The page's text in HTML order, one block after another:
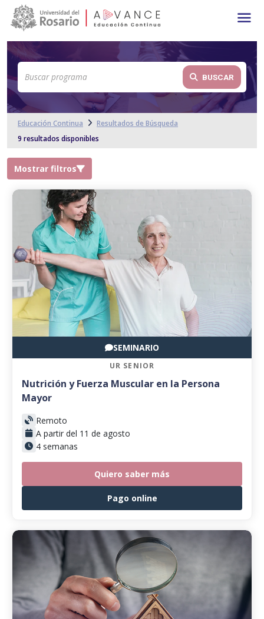
Pasar al contenido principal
Main navigation
BUSCAR
Educación Continua
Resultados de Búsqueda
9 resultados disponibles
Mostrar filtros
SEMINARIO
UR SENIOR
Nutrición y Fuerza Muscular en la Persona
Mayor
Remoto
A partir del 11 de agosto
4 semanas
Quiero saber más
Pago online